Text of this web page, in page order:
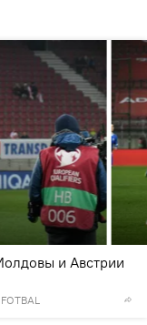
и Австрии